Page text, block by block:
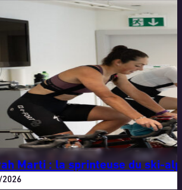
Marti : la sprinteuse du ski-